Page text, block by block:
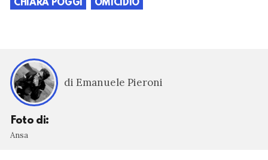
CHIARA POGGI
OMICIDIO
di Emanuele Pieroni
Foto di:
Ansa